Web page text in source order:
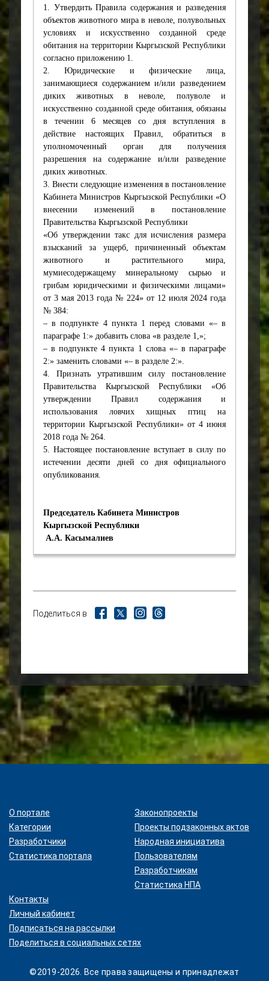
1. Утвердить Правила содержания и разведения
объектов животного мира в неволе, полувольных
условиях и искусственно созданной среде
обитания на территории Кыргызской Республики
согласно приложению 1.
2. Юридические и физические лица,
занимающиеся содержанием и/или разведением
диких животных в неволе, полуволе и
искусственно созданной среде обитания, обязаны
в течении 6 месяцев со дня вступления в
действие настоящих Правил, обратиться в
уполномоченный орган для получения
разрешения на содержание и/или разведение
диких животных.
3. Внести следующие изменения в постановление
Кабинета Министров Кыргызской Республики «О
внесении изменений в постановление
Правительства Кыргызской Республики
«Об утверждении такс для исчисления размера
взысканий за ущерб, причиненный объектам
животного и растительного мира,
мумиесодержащему минеральному сырью и
грибам юридическими и физическими лицами»
от 3 мая 2013 года № 224» от 12 июля 2024 года
№ 384:
– в подпункте 4 пункта 1 перед словами «– в
параграфе 1:» добавить слова «в разделе 1,»;
– в подпункте 4 пункта 1 слова «– в параграфе
2:» заменить словами «– в разделе 2:».
4. Признать утратившим силу постановление
Правительства Кыргызской Республики «Об
утверждении Правил содержания и
использования ловчих хищных птиц на
территории Кыргызской Республики» от 4 июня
2018 года № 264.
5. Настоящее постановление вступает в силу по
истечении десяти дней со дня официального
опубликования.
Председатель Кабинета Министров
Кыргызской Республики
А.А. Касымалиев
Поделиться в
О портале
Категории
Разработчики
Статистика портала
Законопроекты
Проекты подзаконных актов
Народная инициатива
Пользователям
Разработчикам
Статистика НПА
Контакты
Личный кабинет
Подписаться на рассылки
Поделиться в социальных сетях
©2019-2026. Все права защищены и принадлежат